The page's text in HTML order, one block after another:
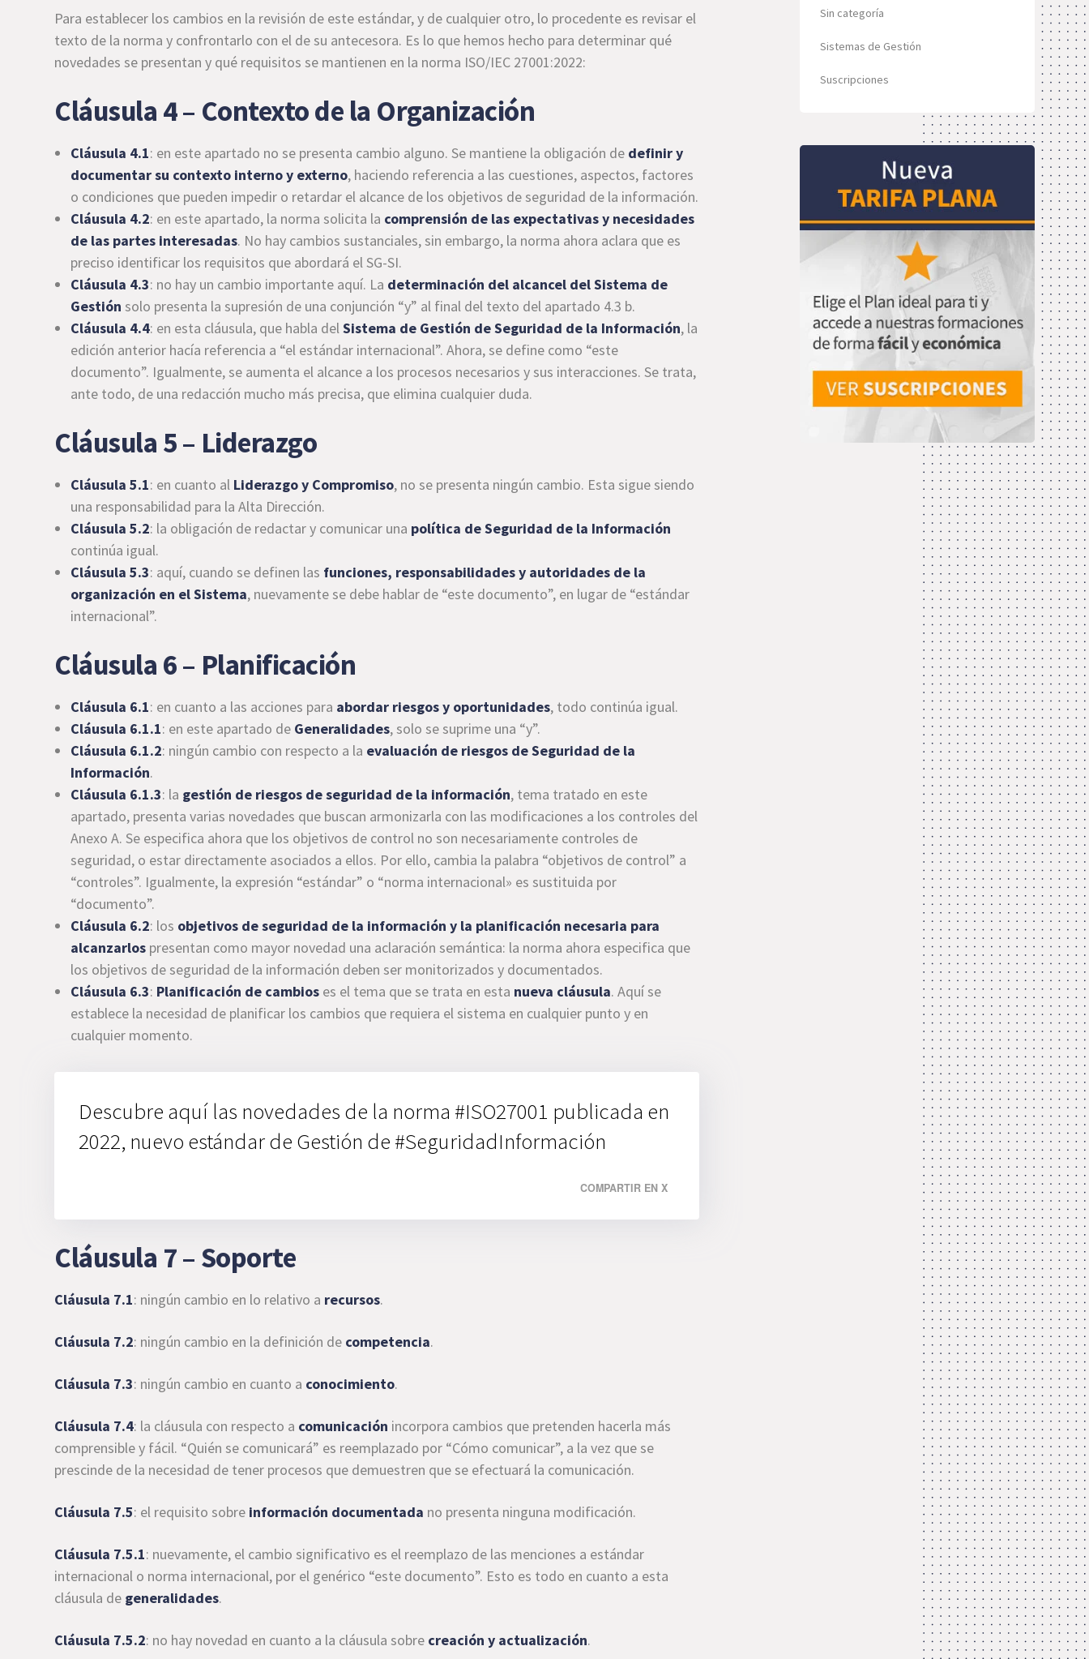
Para establecer los cambios en la revisión de este estándar, y de cualquier otro, lo procedente es revisar el
texto de la norma y confrontarlo con el de su antecesora. Es lo que hemos hecho para determinar qué
novedades se presentan y qué requisitos se mantienen en la norma ISO/IEC 27001:2022:
Cláusula 4 – Contexto de la Organización
Cláusula 4.1: en este apartado no se presenta cambio alguno. Se mantiene la obligación de definir y
documentar su contexto interno y externo, haciendo referencia a las cuestiones, aspectos, factores
o condiciones que pueden impedir o retardar el alcance de los objetivos de seguridad de la información.
Cláusula 4.2: en este apartado, la norma solicita la comprensión de las expectativas y necesidades
de las partes interesadas. No hay cambios sustanciales, sin embargo, la norma ahora aclara que es
preciso identificar los requisitos que abordará el SG-SI.
Cláusula 4.3: no hay un cambio importante aquí. La determinación del alcancel del Sistema de
Gestiónsolo presenta la supresión de una conjunción “y” al final del texto del apartado 4.3 b.
Cláusula 4.4: en esta cláusula, que habla delSistema de Gestión de Seguridad de la Información, la
edición anterior hacía referencia a “el estándar internacional”. Ahora, se define como “este
documento”. Igualmente, se aumenta el alcance a los procesos necesarios y sus interacciones. Se trata,
ante todo, de una redacción mucho más precisa, que elimina cualquier duda.
Cláusula 5 – Liderazgo
Cláusula 5.1: en cuanto al Liderazgo y Compromiso, no se presenta ningún cambio. Esta sigue siendo
una responsabilidad para la Alta Dirección.
Cláusula 5.2: la obligación de redactar y comunicar una política de Seguridad de la Información
continúa igual.
Cláusula 5.3: aquí, cuando se definen las funciones, responsabilidades y autoridades de la
organización en el Sistema, nuevamente se debe hablar de “este documento”, en lugar de “estándar
internacional”.
Cláusula 6 – Planificación
Cláusula 6.1: en cuanto a las acciones para abordar riesgos y oportunidades, todo continúa igual.
Cláusula 6.1.1: en este apartado de Generalidades, solo se suprime una “y”.
Cláusula 6.1.2: ningún cambio con respecto a la evaluación de riesgos de Seguridad de la
Información.
Cláusula 6.1.3: la gestión de riesgos de seguridad de la información, tema tratado en este
apartado, presenta varias novedades que buscan armonizarla con las modificaciones a los controles del
Anexo A. Se especifica ahora que los objetivos de control no son necesariamente controles de
seguridad, o estar directamente asociados a ellos. Por ello, cambia la palabra “objetivos de control” a
“controles”. Igualmente, la expresión “estándar” o “norma internacional» es sustituida por
“documento”.
Cláusula 6.2: los objetivos de seguridad de la información y la planificación necesaria para
alcanzarlos presentan como mayor novedad una aclaración semántica: la norma ahora especifica que
los objetivos de seguridad de la información deben ser monitorizados y documentados.
Cláusula 6.3: Planificación de cambios es el tema que se trata en esta nueva cláusula. Aquí se
establece la necesidad de planificar los cambios que requiera el sistema en cualquier punto y en
cualquier momento.
Descubre aquí las novedades de la norma #ISO27001 publicada en
2022, nuevo estándar de Gestión de #SeguridadInformación
COMPARTIR EN X
Cláusula 7 – Soporte
Cláusula 7.1: ningún cambio en lo relativo a recursos.
Cláusula 7.2: ningún cambio en la definición de competencia.
Cláusula 7.3: ningún cambio en cuanto a conocimiento.
Cláusula 7.4: la cláusula con respecto a comunicación incorpora cambios que pretenden hacerla más
comprensible y fácil. “Quién se comunicará” es reemplazado por “Cómo comunicar”, a la vez que se
prescinde de la necesidad de tener procesos que demuestren que se efectuará la comunicación.
Cláusula 7.5: el requisito sobre información documentada no presenta ninguna modificación.
Cláusula 7.5.1: nuevamente, el cambio significativo es el reemplazo de las menciones a estándar
internacional o norma internacional, por el genérico “este documento”. Esto es todo en cuanto a esta
cláusula de generalidades.
Cláusula 7.5.2: no hay novedad en cuanto a la cláusula sobre creación y actualización.
Sin categoría
Sistemas de Gestión
Suscripciones